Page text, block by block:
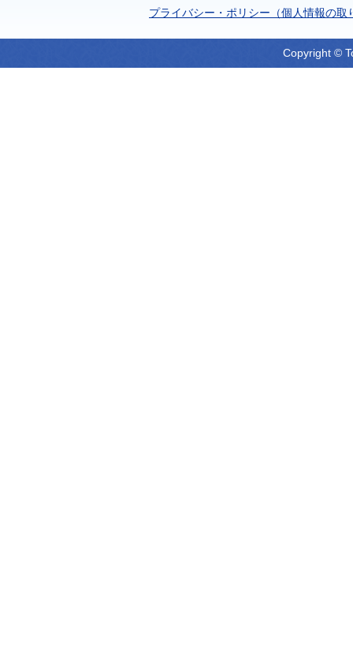
プライバシー・ポリシー（個人情報の取
Copyright ©